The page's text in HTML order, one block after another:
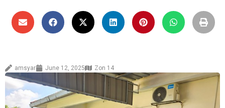
amsyar June 12, 2025 Zon 14